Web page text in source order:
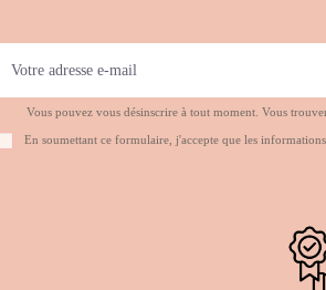
Vous pouvez vous désinscrire à tout moment. Vous
En soumettant ce formulaire, j'accepte que les